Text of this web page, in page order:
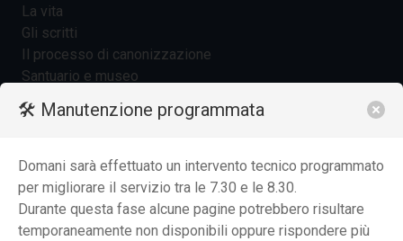
🛠️ Manutenzione programmata
Domani sarà effettuato un intervento tecnico programmato
per migliorare il servizio tra le 7.30 e le 8.30.
Durante questa fase alcune pagine potrebbero risultare
temporaneamente non disponibili oppure rispondere più
La vita
Gli scritti
Il processo di canonizzazione
Santuario e museo
Archivio storico
L'Italia che non dimentica
DA 70 ANNI ACCANTO AI PIÙ FRAGILI
I nostri valori
La struttura organizzativa